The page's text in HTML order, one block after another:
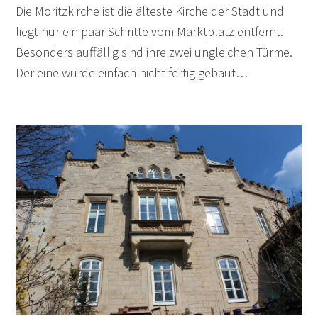
Die Moritzkirche ist die älteste Kirche der Stadt und
liegt nur ein paar Schritte vom Marktplatz entfernt.
Besonders auffällig sind ihre zwei ungleichen Türme.
Der eine wurde einfach nicht fertig gebaut…